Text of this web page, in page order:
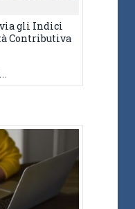
gli Indici
Contributiva